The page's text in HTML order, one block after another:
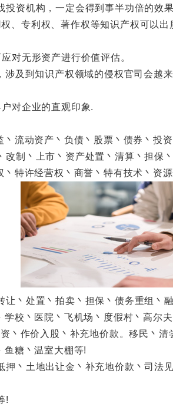
资机构，一定会得到事半功倍的效果
专利权、著作权等知识产权可以出
无形资产进行价值评估。
到知识产权领域的侵权官司会越
对企业的直观印象.
动资产丶负债丶股票丶债券丶投
丶上市丶资产处置丶清算丶担保
许经营权丶商誉丶特有技术丶资源
丶处置丶拍卖丶担保丶债务重组丶
丶医院丶飞机场丶度假村丶高尔
作价入股丶补充地价款。移民丶清
糖丶温室大棚等!
丶土地出让金丶补充地价款丶司法
!